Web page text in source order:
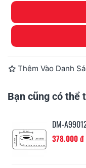
Thêm Vào Danh
Bạn cũng có thể
DM-
378.000 đ